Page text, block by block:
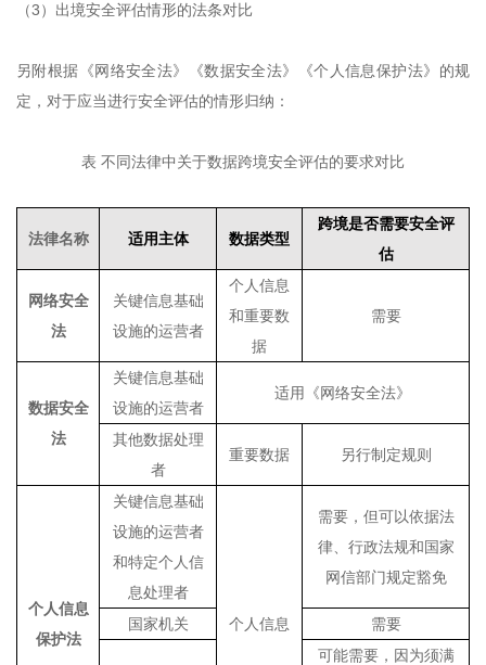
（3）出境安全评估情形的法条对比
另附根据《网络安全法》《数据安全法》《个人信息保护法》的规
定，对于应当进行安全评估的情形归纳：
表 不同法律中关于数据跨境安全评估的要求对比
法律名称 适用主体 数据类型
跨境是否需要安全评
估
网络安全
法
关键信息基础
设施的运营者
个人信息
和重要数
据
需要
数据安全
法
关键信息基础
设施的运营者
适用《网络安全法》
其他数据处理
者
重要数据 另行制定规则
个人信息
保护法
关键信息基础
设施的运营者
和特定个人信
息处理者
个人信息
需要，但可以依据法
律、行政法规和国家
网信部门规定豁免
国家机关 需要
可能需要，因为须满